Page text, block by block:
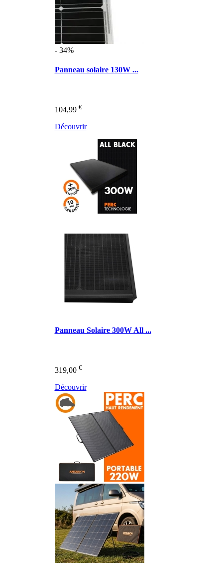
- 34%
Panneau solaire 130W ...
104,99 €
Découvrir
Panneau Solaire 300W All ...
319,00 €
Découvrir